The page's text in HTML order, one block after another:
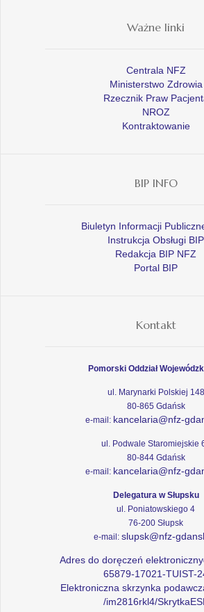
Ważne linki
Centrala NFZ
Ministerstwo Zdrowia
Rzecznik Praw
NROZ
Kontraktowanie
BIP INFO
Biuletyn Informacji
Instrukcja Obsługi BIP
Redakcja BIP NFZ
Portal BIP
Kontakt
Pomorski Oddział
ul. Marynarki Polskiej 148
80-865 Gdańsk
e-mail: kancelaria@nfz-
ul. Podwale Staromiejskie
80-844 Gdańsk
e-mail: kancelaria@nfz-
Delegatura w Słupsku
ul. Poniatowskiego 4
76-200 Słupsk
e-mail: slupsk@nfz-
Adres do doręczeń
65879-17021-TUIST-
Elektroniczna skrzynka
/im2816rkl4/